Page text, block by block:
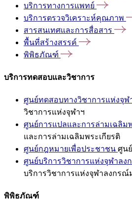
บริการทางการแพทย์
บริการตรวจวิเคราะห์คุณภาพ
สารสนเทศและการสื่อสาร
พื้นที่สร้างสรรค์
พิพิธภัณฑ์
บริการทดสอบและวิชาการ
ศูนย์ทดสอบทางวิชาการแห่งจุฬ
วิชาการแห่งจุฬาฯ
ศูนย์การแปลและการล่ามเฉลิม
และการล่ามเฉลิมพระเกียรติ
ศูนย์กฎหมายเพื่อประชาชน ศูน
ศูนย์บริการวิชาการแห่งจุฬาลง
บริการวิชาการแห่งจุฬาลงกรณ์
พิพิธภัณฑ์